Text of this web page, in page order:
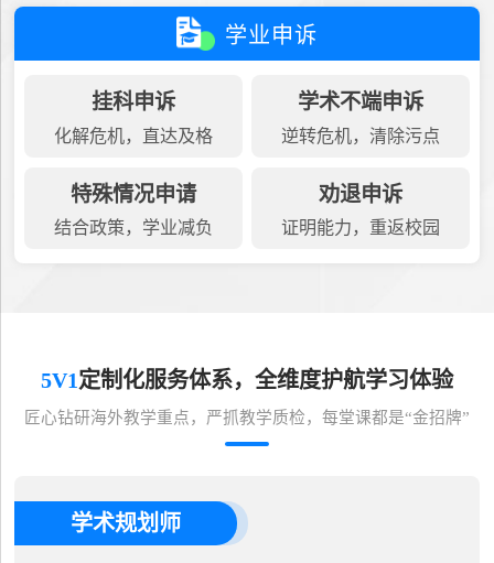
学业申诉
挂科申诉
化解危机，直达及格
学术不端申诉
逆转危机，清除污点
特殊情况申请
结合政策，学业减负
劝退申诉
证明能力，重返校园
5V1定制化服务体系，全维度护航学习体验
匠心钻研海外教学重点，严抓教学质检，每堂课都是“金招牌”
学术规划师